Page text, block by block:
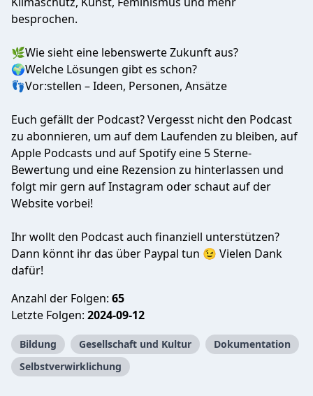
besprochen.
🌿Wie sieht eine lebenswerte Zukunft aus?
🌍Welche Lösungen gibt es schon?
👣Vor:stellen – Ideen, Personen, Ansätze
Euch gefällt der Podcast? Vergesst nicht den Podcast
zu abonnieren, um auf dem Laufenden zu bleiben, auf
Apple Podcasts und auf Spotify eine 5 Sterne-
Bewertung und eine Rezension zu hinterlassen und
folgt mir gern auf Instagram oder schaut auf der
Website vorbei!
Ihr wollt den Podcast auch finanziell unterstützen?
Dann könnt ihr das über Paypal tun 😉 Vielen Dank
dafür!
Anzahl der Folgen: 65
Letzte Folgen: 2024-09-12
Bildung Gesellschaft und Kultur
Dokumentation
Selbstverwirklichung